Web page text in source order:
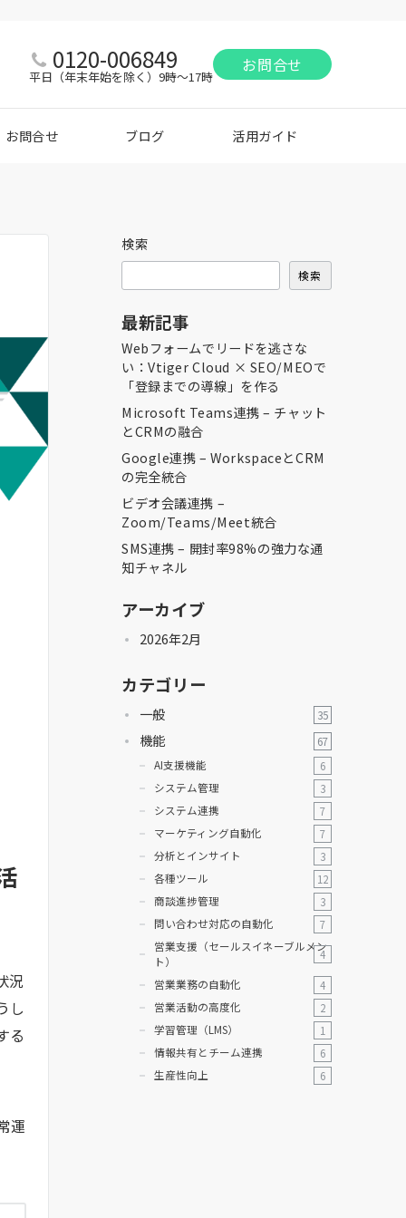
0120-006849
平日（年末年始を除く）9時～17時
お問合せ
お問合せ ブログ 活用ガイド
況
し
る
運
検索
検索
最新記事
Webフォームでリードを逃さな
い：Vtiger Cloud × SEO/MEOで
「登録までの導線」を作る
Microsoft Teams連携 – チャット
とCRMの融合
Google連携 – WorkspaceとCRM
の完全統合
ビデオ会議連携 –
Zoom/Teams/Meet統合
SMS連携 – 開封率98%の強力な通
知チャネル
アーカイブ
2026年2月
カテゴリー
一般 35
機能
67
AI支援機能
6
システム管理
3
システム連携
7
マーケティング自動化
7
分析とインサイト
3
各種ツール
12
商談進捗管理
3
問い合わせ対応の自動化
7
営業支援（セールスイネーブルメン
ト）
4
営業業務の自動化
4
営業活動の高度化
2
学習管理（LMS）
1
情報共有とチーム連携
6
生産性向上
6